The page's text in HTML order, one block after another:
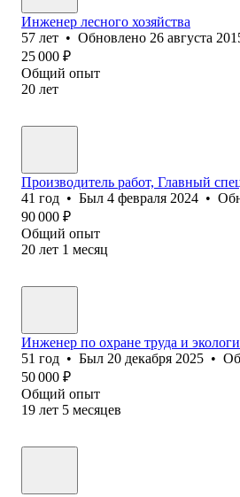
Инженер лесного хозяйства
57 лет • Обновлено 26 августа
25 000 ₽
Общий опыт
20 лет
Производитель работ, Главный
41 год • Был 4 февраля 2024 •
90 000 ₽
Общий опыт
20 лет 1 месяц
Инженер по охране труда и
51 год • Был 20 декабря 2025 •
50 000 ₽
Общий опыт
19 лет 5 месяцев